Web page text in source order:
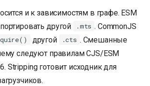
и к зависимостям в графе. ESM
другой .mts . CommonJS
другой .cts . Смешанные
следуют правилам CJS/ESM
Stripping готовит исходник для